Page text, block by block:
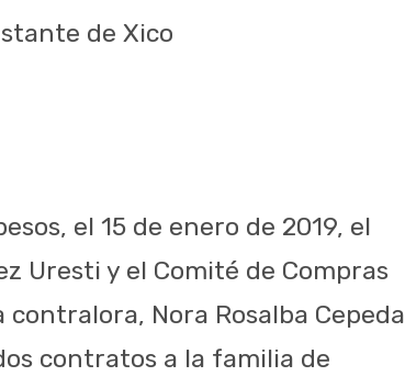
de Xico
el 15 de enero de 2019, el
Uresti y el Comité de Compras
Nora Rosalba Cepeda
contratos a la familia de